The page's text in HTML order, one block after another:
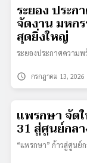
ระยอง ประ
จัดงาน มหก
สุดยิ่งใหญ่
ระยองประกาศความ
schedule กรกฎาคม 13, 2026
แพรกษา จัด
31 สู่ศูนย์กล
“แพรกษา” ก้าวสู่ศูนย์